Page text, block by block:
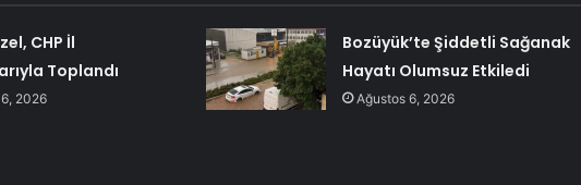
CHP İl
Toplandı
2026
Bozüyük’te Şiddetli Sağanak
Hayatı Olumsuz Etkiledi
Ağustos 6, 2026